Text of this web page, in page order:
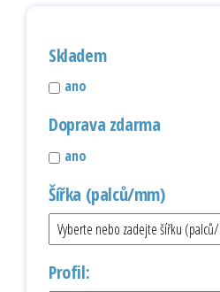
Skladem
ano
Doprava zdarma
ano
Šířka (palců/mm)
Profil: